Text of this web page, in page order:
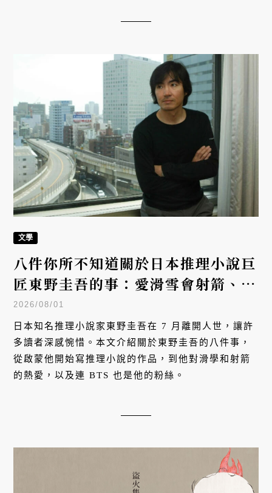
文學
八件你所不知道關於日本推理小說巨
匠東野圭吾的事：愛滑雪會射箭、外
國作家版稅天王、受BTS成員喜
愛……
2026/08/01
日本知名推理小說家東野圭吾在 7 月離開人世，讓許
多讀者深感惋惜。本文介紹關於東野圭吾的八件事，
從啟蒙他開始寫推理小說的作品，到他對滑學和射箭
的熱愛，以及連 BTS 也是他的粉絲。